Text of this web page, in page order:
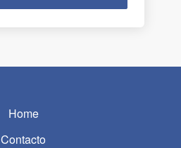
Home
Contacto